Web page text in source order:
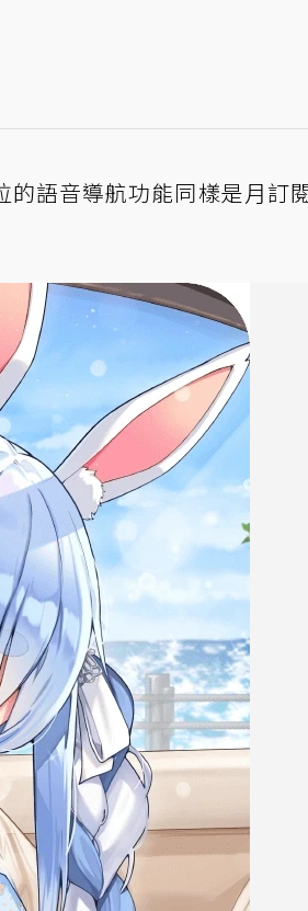
的語音導航功能同樣是月訂